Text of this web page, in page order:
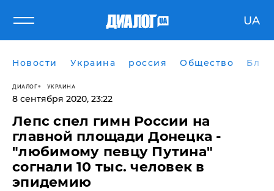
UA
Новости Украина россия Общество
ДИАЛОГ УКРАИНА
8 сентября 2020, 23:22
​Лепс спел гимн России на
главной площади Донецка -
"любимому певцу Путина"
согнали 10 тыс. человек в
эпидемию